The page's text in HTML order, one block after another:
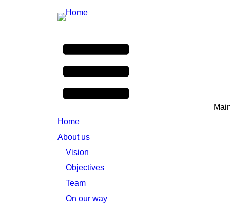
Home
About us
Vision
Objectives
Team
On our way